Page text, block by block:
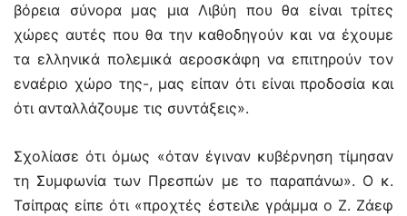
βόρεια σύνορα μας μια Λιβύη που θα είναι τρίτες
χώρες αυτές που θα την καθοδηγούν και να έχουμε
τα ελληνικά πολεμικά αεροσκάφη να επιτηρούν τον
εναέριο χώρο της-, μας είπαν ότι είναι προδοσία και
ότι ανταλλάζουμε τις συντάξεις».
Σχολίασε ότι όμως «όταν έγιναν κυβέρνηση τίμησαν
τη Συμφωνία των Πρεσπών με το παραπάνω». Ο κ.
Τσίπρας είπε ότι «προχτές έστειλε γράμμα ο Ζ. Ζάεφ